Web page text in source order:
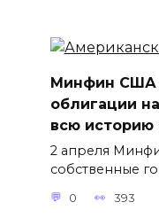
Минфин США
облигации
всю историю
2 апреля
собственные
0 393